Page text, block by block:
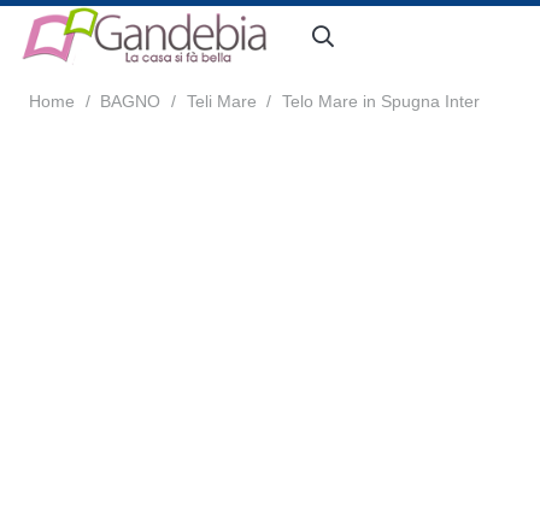
Home / BAGNO / Teli Mare / Telo Mare in Spugna Inter